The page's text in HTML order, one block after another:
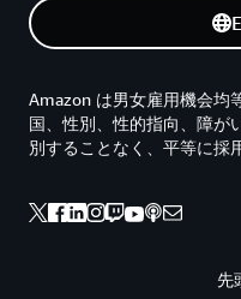
先
Amazon は男女雇用機会均
国、性別、性的指向、障が
別することなく、平等に採